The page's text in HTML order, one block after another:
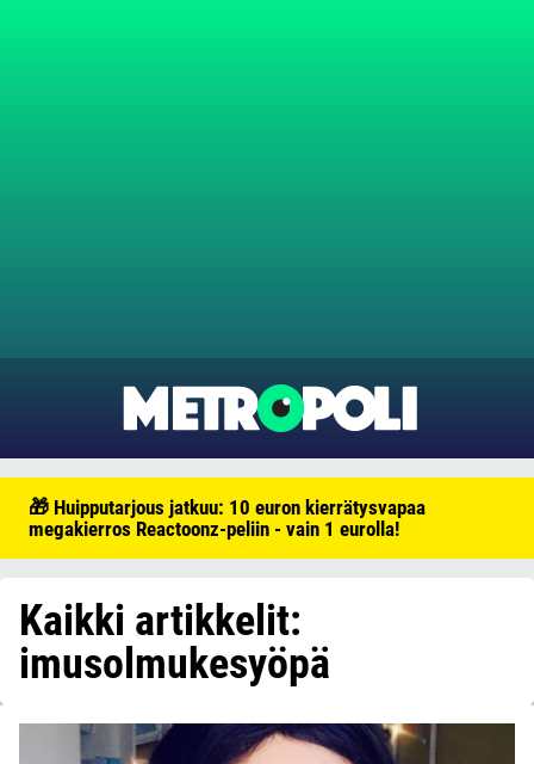
🎁 Huipputarjous jatkuu: 10 euron kierrätysvapaa
megakierros Reactoonz-peliin - vain 1 eurolla!
Kaikki artikkelit:
imusolmukesyöpä